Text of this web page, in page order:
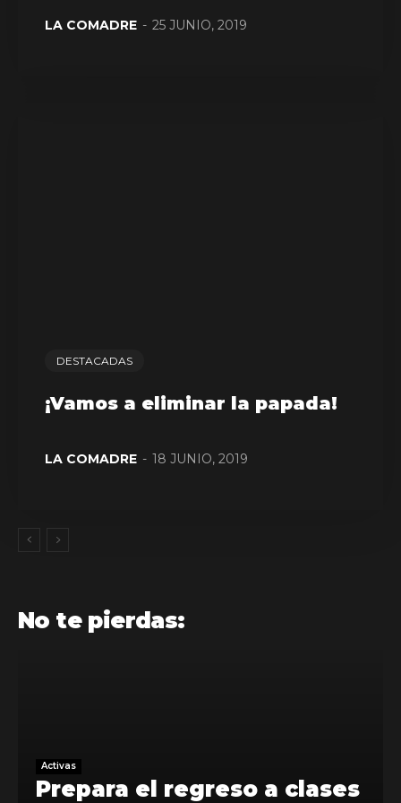
LA COMADRE - 25 JUNIO, 2019
DESTACADAS
¡Vamos a eliminar la papada!
LA COMADRE - 18 JUNIO, 2019
No te pierdas:
Activas
Prepara el regreso a clases